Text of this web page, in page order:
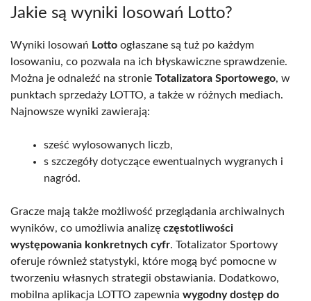
Jakie są wyniki losowań Lotto?
Wyniki losowań Lotto ogłaszane są tuż po każdym
losowaniu, co pozwala na ich błyskawiczne sprawdzenie.
Można je odnaleźć na stronie Totalizatora Sportowego, w
punktach sprzedaży LOTTO, a także w różnych mediach.
Najnowsze wyniki zawierają:
sześć wylosowanych liczb,
s szczegóły dotyczące ewentualnych wygranych i
nagród.
Gracze mają także możliwość przeglądania archiwalnych
wyników, co umożliwia analizę częstotliwości
występowania konkretnych cyfr. Totalizator Sportowy
oferuje również statystyki, które mogą być pomocne w
tworzeniu własnych strategii obstawiania. Dodatkowo,
mobilna aplikacja LOTTO zapewnia wygodny dostęp do